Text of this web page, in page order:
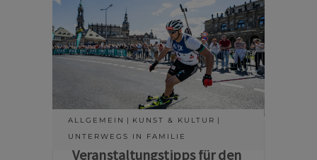
ALLGEMEIN
KUNST & KULTUR
UNTERWEGS IN FAMILIE
Veranstaltungstipps für den